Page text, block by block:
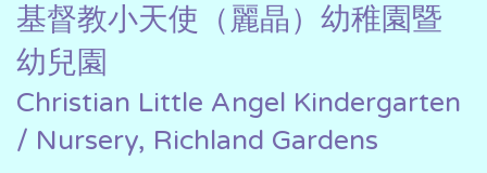
基督教小天使（麗晶）幼稚園暨
幼兒園
Christian Little Angel Kindergarten
/ Nursery, Richland Gardens